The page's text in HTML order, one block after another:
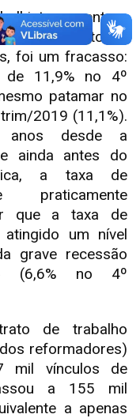
que entrou
Do ponto de
foi um fracasso:
11,9% no 4º
patamar no
2019 (11,1%).
anos desde a
ainda antes do
a taxa de
praticamente
que a taxa de
um nível
grave recessão
(6,6% no 4º
de trabalho
reformadores)
mil vínculos de
a 155 mil
a apenas